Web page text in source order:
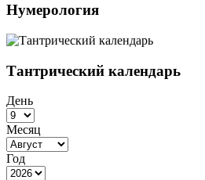
Нумерология
Тантрический календарь
День
Месяц
Год